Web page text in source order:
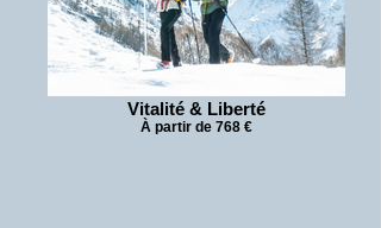
Vitalité & Liberté
À partir de 768 €